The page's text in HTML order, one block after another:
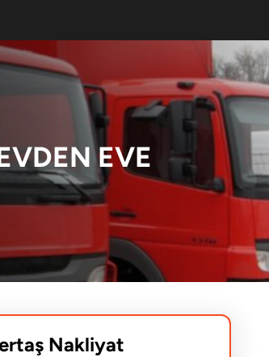
EVE
Nakliyat